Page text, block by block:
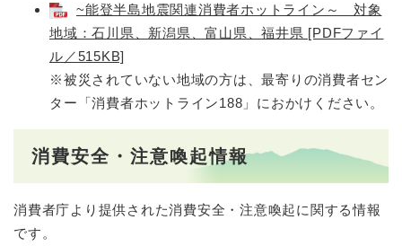
~能登半島地震関連消費者ホットライン～ 対象
地域：石川県、新潟県、富山県、福井県 [PDFファイ
ル／515KB]
※被災されていない地域の方は、最寄りの消費者セン
ター「消費者ホットライン188」におかけください。
消費安全・注意喚起情報
消費者庁より提供された消費安全・注意喚起に関する情報
です。